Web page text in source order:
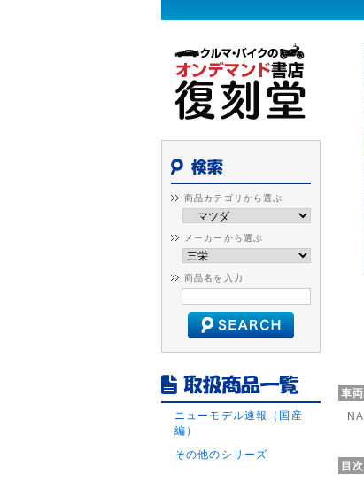
車
NA
目次
商品カテゴリから選ぶ
メーカーから選ぶ
商品名を入力
ニューモデル速報（国産
編）
その他のシリーズ